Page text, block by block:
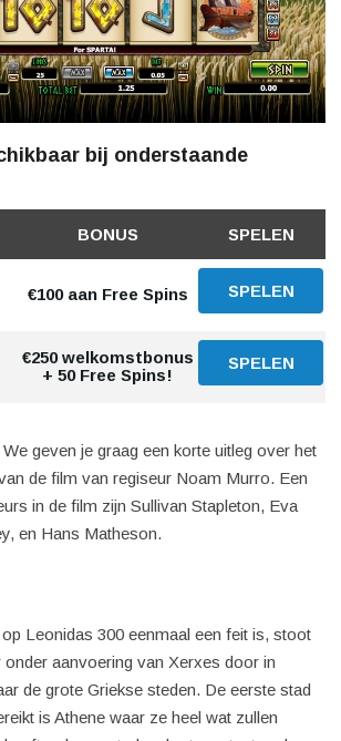
bij onderstaande
BONUS SPELEN
€100 aan Free Spins SPELEN
€250 welkomstbonus
+ 50 Free Spins!
SPELEN
geven je graag een korte uitleg over het
de film van regiseur Noam Murro. Een
in de film zijn Sullivan Stapleton, Eva
en Hans Matheson.
Leonidas 300 eenmaal een feit is, stoot
aanvoering van Xerxes door in
de grote Griekse steden. De eerste stad
is Athene waar ze heel wat zullen